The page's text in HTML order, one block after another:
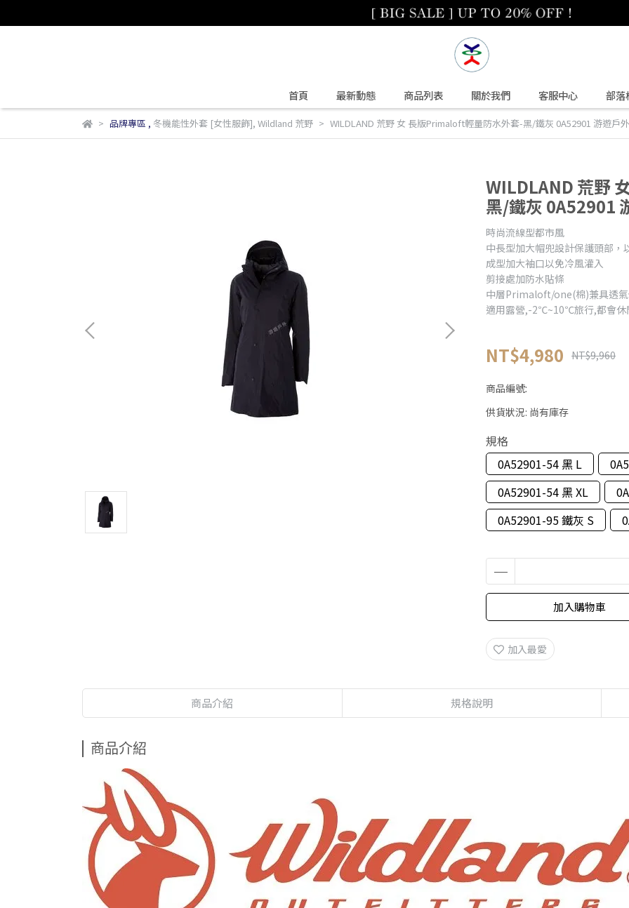
首頁 最新動態 商品列表 關於我們 客服中心 部落
品牌專區 , 冬機能性外套 [女性服飾], Wildland 荒野 WILDLAND 荒野 女 長版Primaloft輕量防水外套-黑/鐵灰 0A52901 游遊戶
WILDLAND 荒野
黑/鐵灰 0A52901
時尚流線型都市風
中長型加大帽兜設計保護頭部，
成型加大袖口以免冷風灌入
剪接處加防水貼條
中層Primaloft/one(棉)兼具透
適用露營,-2℃~10℃旅行,都會休
NT$4,980 NT$9,960
商品編號:
供貨狀況: 尚有庫存
規格
0A52901-54 黑 L
0A52901-54 黑 XL
0A52901-95 鐵灰 S
加入購物車
加入最愛
商品介紹 規格說明
商品介紹